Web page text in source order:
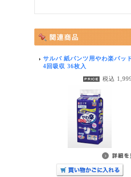
サルバ 紙パンツ用やわ楽パッ
4回吸収 36枚入
税込